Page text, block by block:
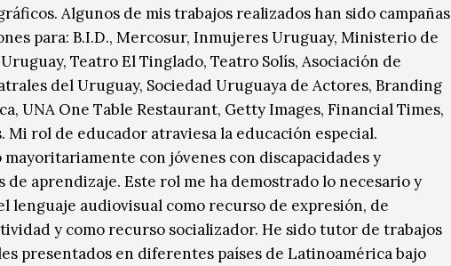
Algunos de mis trabajos realizados han sido campañas
para: B.I.D., Mercosur, Inmujeres Uruguay, Ministerio de
Teatro El Tinglado, Teatro Solís, Asociación de
del Uruguay, Sociedad Uruguaya de Actores, Branding
UNA One Table Restaurant, Getty Images, Financial Times,
Mi rol de educador atraviesa la educación especial.
mayoritariamente con jóvenes con discapacidades y
de aprendizaje. Este rol me ha demostrado lo necesario y
lenguaje audiovisual como recurso de expresión, de
y como recurso socializador. He sido tutor de trabajos
presentados en diferentes países de Latinoamérica bajo